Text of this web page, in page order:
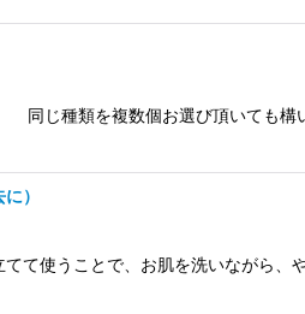
同じ種類を複数個お選び頂いても
）
て使うことで、お肌を洗いながら